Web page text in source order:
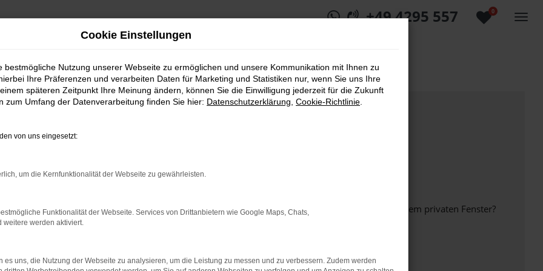
0
+49 4295 557
bestimmter Seiten verhindern. Funktioniert die Seite in einem anderen Browser oder in einem privaten Fenster?
beheben.
auf dem neuesten Stand sind.
Cookie Einstellungen
bestmögliche Nutzung unserer Webseite zu ermöglichen und unsere Kommunikation mit Ihnen zu
Ihre Präferenzen und verarbeiten Daten für Marketing und Statistiken nur, wenn Sie uns Ihre
späteren Zeitpunkt Ihre Meinung ändern, können Sie die Einwilligung jederzeit für die Zukunft
zum Umfang der Datenverarbeitung finden Sie hier: Datenschutzerklärung Cookie-Richtlinie
von uns eingesetzt:
um die Kernfunktionalität der Webseite zu gewährleisten.
Funktionalität der Webseite. Services von Drittanbietern wie Google Maps, Chats,
weitere werden aktiviert.
es uns, die Nutzung der Webseite zu analysieren, um die Leistung zu messen und zu verbessern. Zudem werden